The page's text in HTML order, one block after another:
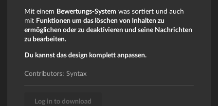
Mit einem Bewertungs-System was sortiert und auch
mit Funktionen um das löschen von Inhalten zu
ermöglichen oder zu deaktivieren und seine Nachrichten
zu bearbeiten.
Du kannst das design komplett anpassen.
Contributors: Syntax
Log in to download